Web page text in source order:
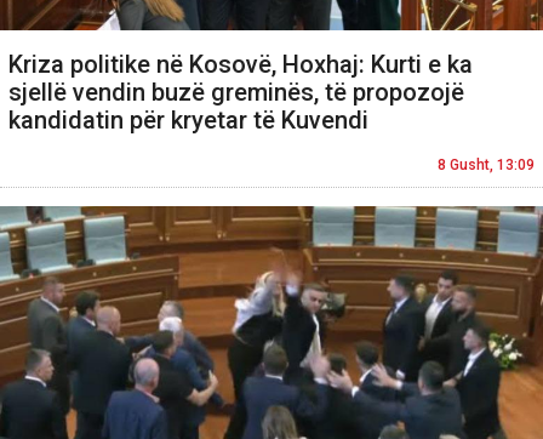
Kriza politike në Kosovë, Hoxhaj: Kurti e ka
sjellë vendin buzë greminës, të propozojë
kandidatin për kryetar të Kuvendi
8 Gusht, 13:09